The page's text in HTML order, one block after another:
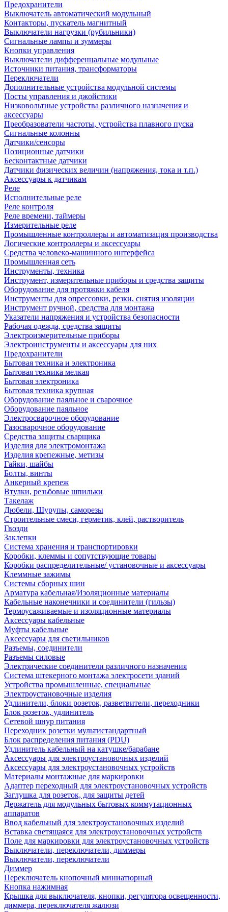
Предохранители
Выключатель автоматический модульный
Контакторы, пускатель магнитный
Выключатели нагрузки (рубильники)
Сигнальные лампы и зуммеры
Кнопки управления
Выключатели дифференцальные модульные
Источники питания, трансформаторы
Переключатели
Дополнительные устройства модульной системы
Посты управления и джойстики
Низковольтные устройства различного назначения и
аксессуары
Преобразователи частоты, устройства плавного пуска
Сигнальные колонны
Датчики/сенсоры
Позиционные датчики
Бесконтактные датчики
Датчики физических величин (напряжения, тока и т.п.)
Аксессуары к датчикам
Реле
Исполнительные реле
Реле контроля
Реле времени, таймеры
Измерительные реле
Промышленные контроллеры и автоматизация производства
Логические контроллеры и аксессуары
Средства человеко-машинного интерфейса
Промышленная сеть
Инструменты, техника
Инструмент, измерительные приборы и средства защиты
Оборудование для протяжки кабеля
Инструменты для опрессовки, резки, снятия изоляции
Инструмент ручной, средства для монтажа
Указатели напряжения и устройства безопасности
Рабочая одежда, средства защиты
Электроизмерительные приборы
Электроинструменты и аксессуары для них
Предохранители
Бытовая техника и электроника
Бытовая техника мелкая
Бытовая электроника
Бытовая техника крупная
Оборудование паяльное и сварочное
Оборудование паяльное
Электросварочное оборудование
Газосварочное оборудование
Средства защиты сварщика
Изделия для электромонтажа
Изделия крепежные, метизы
Гайки, шайбы
Болты, винты
Анкерный крепеж
Втулки, резьбовые шпильки
Такелаж
Дюбели, Шурупы, саморезы
Строительные смеси, герметик, клей, растворитель
Гвозди
Заклепки
Система хранения и транспортировки
Коробки, клеммы и сопутствующие товары
Коробки распределительные/ установочные и аксессуары
Клеммные зажимы
Системы сборных шин
Арматура кабельная/Изоляционные материалы
Кабельные наконечники и соединители (гильзы)
Термоусаживаемые и изоляционные материалы
Аксессуары кабельные
Муфты кабельные
Аксессуары для светильников
Разъемы, соединители
Разъемы силовые
Электрические соединители различного назначения
Система штекерного монтажа электросети зданий
Устройства промышленные, специальные
Электроустановочные изделия
Удлинители, блоки розеток, разветвители, переходники
Блок розеток, удлинитель
Сетевой шнур питания
Переходник розетки мультистандартный
Блок распределения питания (PDU)
Удлинитель кабельный на катушке/барабане
Аксессуары для электроустановочных изделий
Аксессуары для электроустановочных устройств
Материалы монтажные для маркировки
Адаптер переходный для электроустановочных устройств
Заглушка для розеток, для защиты детей
Держатель для модульных бытовых коммутационных
аппаратов
Ввод кабельный для электроустановочных изделий
Вставка светящаяся для электроустановочных устройств
Поле для маркировки для электроустановочных устройств
Выключатели, переключатели, диммеры
Выключатели, переключатели
Диммер
Переключатель кнопочный миниатюрный
Кнопка нажимная
Крышка для выключателя, кнопки, регулятора освещенности,
диммера, переключателя жалюзи